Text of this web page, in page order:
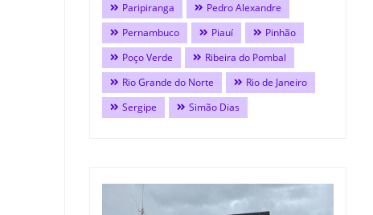
Paripiranga
Pedro Alexandre
Pernambuco
Piauí
Pinhão
Poço Verde
Ribeira do Pombal
Rio Grande do Norte
Rio de Janeiro
Sergipe
Simão Dias